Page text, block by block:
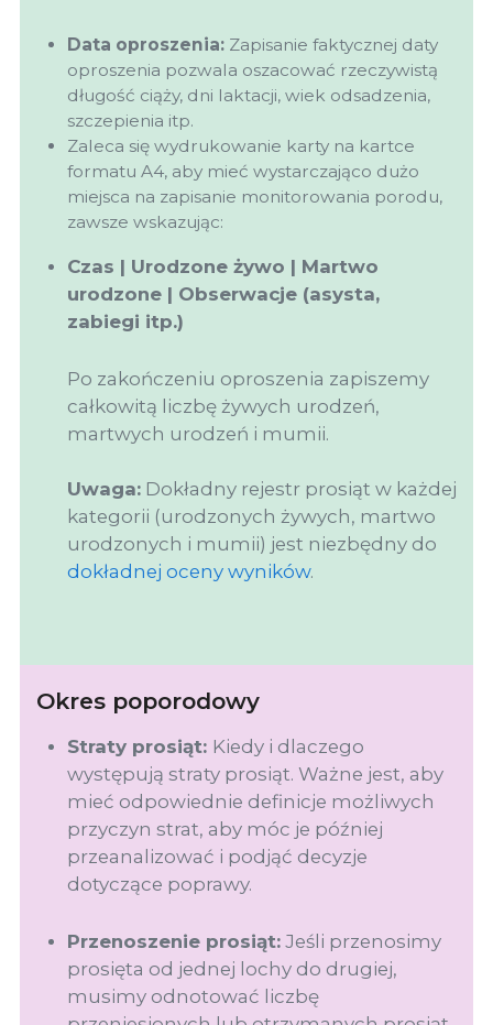
Data oproszenia: Zapisanie faktycznej daty
oproszenia pozwala oszacować rzeczywistą
długość ciąży, dni laktacji, wiek odsadzenia,
szczepienia itp.
Zaleca się wydrukowanie karty na kartce
formatu A4, aby mieć wystarczająco dużo
miejsca na zapisanie monitorowania porodu,
zawsze wskazując:
Czas | Urodzone żywo | Martwo
urodzone | Obserwacje (asysta,
zabiegi itp.)
Po zakończeniu oproszenia zapiszemy
całkowitą liczbę żywych urodzeń,
martwych urodzeń i mumii.
Uwaga: Dokładny rejestr prosiąt w każdej
kategorii (urodzonych żywych, martwo
urodzonych i mumii) jest niezbędny do
dokładnej oceny wyników.
Okres poporodowy
Straty prosiąt: Kiedy i dlaczego
występują straty prosiąt. Ważne jest, aby
mieć odpowiednie definicje możliwych
przyczyn strat, aby móc je później
przeanalizować i podjąć decyzje
dotyczące poprawy.
Przenoszenie prosiąt: Jeśli przenosimy
prosięta od jednej lochy do drugiej,
musimy odnotować liczbę